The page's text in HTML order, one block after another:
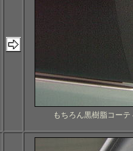
もちろん黒樹脂コー